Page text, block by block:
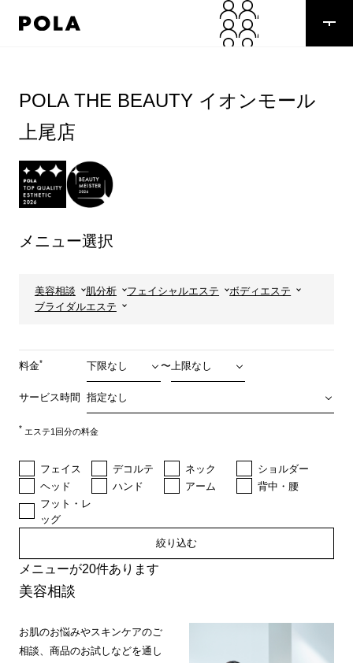
POLA THE BEAUTY イオンモール
上尾店
メニュー選択
美容相談 肌分析 フェイシャルエステ
ボディエステ
ブライダルエステ
料金* 〜
サービス時間
* エステ1回分の料金
フェイス デコルテ ネック
ショルダー
ヘッド
ハンド アーム
背中・腰
フット・レ
ッグ
絞り込む
メニューが20件あります
美容相談
お肌のお悩みやスキンケアのご
相談、商品のお試しなどを通し